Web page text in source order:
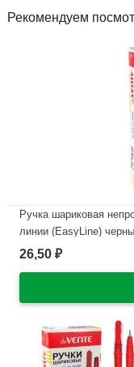
Рекомендуем
Ручка шариковая
линии (EasyLine)
В наличии
26,50 ₽